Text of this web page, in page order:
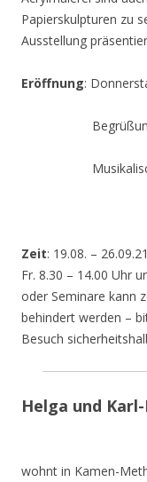
Papierskulpturen zu
Ausstellung
Eröffnung:
Zeit: 19.08. –
Fr. 8.30 – 14.00 Uhr
oder Seminare kann
behindert werden –
Besuch
Helga und
wohnt in Kamen-